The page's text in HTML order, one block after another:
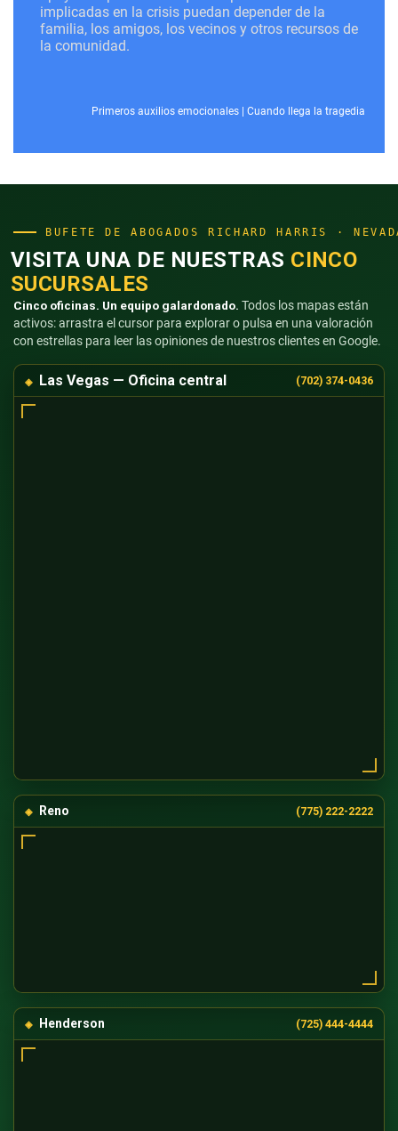
implicadas en la crisis puedan depender de la
familia, los amigos, los vecinos y otros recursos de
la comunidad.
Primeros auxilios emocionales | Cuando llega la tragedia
BUFETE DE ABOGADOS RICHARD HARRIS ·
VISITA UNA DE NUESTRAS CINCO
SUCURSALES
Cinco oficinas. Un equipo galardonado. Todos los mapas están
activos: arrastra el cursor para explorar o pulsa en una valoración
con estrellas para leer las opiniones de nuestros clientes en Google.
Las Vegas — Oficina central (702) 374-0436
Reno (775) 222-2222
Henderson (725) 444-4444